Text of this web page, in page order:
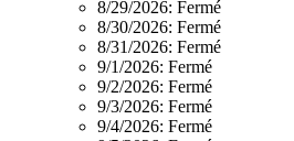
8/29/2026: Fermé
8/30/2026: Fermé
8/31/2026: Fermé
9/1/2026: Fermé
9/2/2026: Fermé
9/3/2026: Fermé
9/4/2026: Fermé